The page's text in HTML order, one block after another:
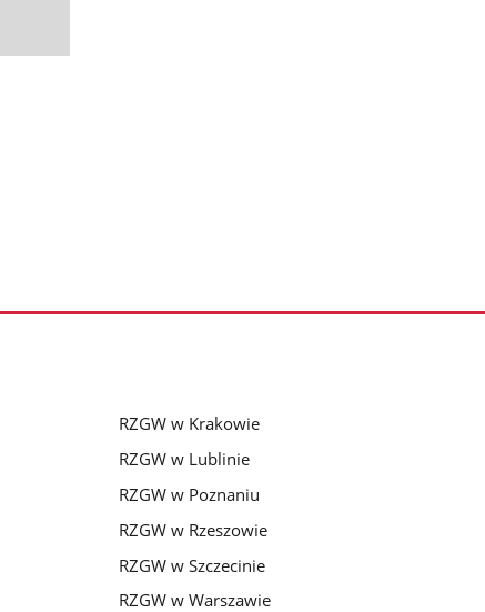
RZGW w Krakowie
RZGW w Lublinie
RZGW w Poznaniu
RZGW w Rzeszowie
RZGW w Szczecinie
RZGW w Warszawie